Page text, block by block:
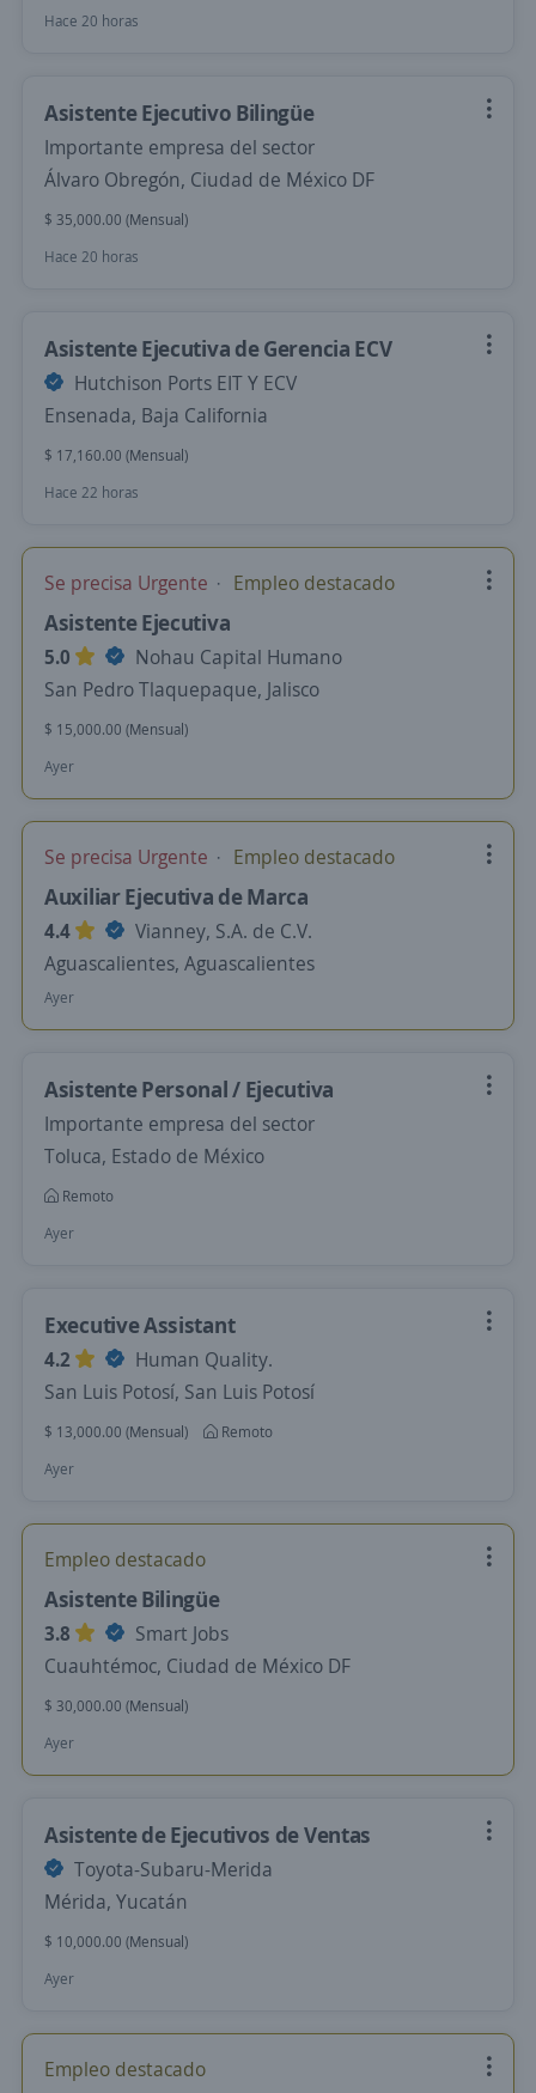
Hace 20 horas
Asistente Ejecutivo Bilingüe
Importante empresa del sector
Álvaro Obregón, Ciudad de México DF
$ 35,000.00 (Mensual)
Hace 20 horas
Asistente Ejecutiva de Gerencia ECV
Hutchison Ports EIT Y ECV
Ensenada, Baja California
$ 17,160.00 (Mensual)
Hace 22 horas
Se precisa Urgente Empleo destacado
Asistente Ejecutiva
5.0
Nohau Capital Humano
San Pedro Tlaquepaque, Jalisco
$ 15,000.00 (Mensual)
Ayer
Se precisa Urgente Empleo destacado
Auxiliar Ejecutiva de Marca
4.4
Vianney, S.A. de C.V.
Aguascalientes, Aguascalientes
Ayer
Asistente Personal / Ejecutiva
Importante empresa del sector
Toluca, Estado de México
Remoto
Ayer
Executive Assistant
4.2
Human Quality.
San Luis Potosí, San Luis Potosí
$ 13,000.00 (Mensual)
Remoto
Ayer
Empleo destacado
Asistente Bilingüe
3.8
Smart Jobs
Cuauhtémoc, Ciudad de México DF
$ 30,000.00 (Mensual)
Ayer
Asistente de Ejecutivos de Ventas
Toyota-Subaru-Merida
Mérida, Yucatán
$ 10,000.00 (Mensual)
Ayer
Empleo destacado